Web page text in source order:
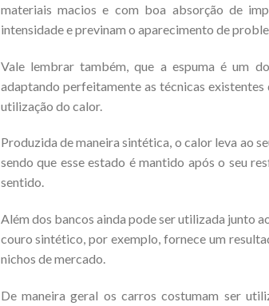
materiais macios e com boa absorção de
intensidade e previnam o aparecimento de
Vale lembrar também, que a espuma é um
adaptando perfeitamente as técnicas existentes
utilização do calor.
Produzida de maneira sintética, o calor leva ao
sendo que esse estado é mantido após o seu
sentido.
Além dos bancos ainda pode ser utilizada junto
couro sintético, por exemplo, fornece um
nichos de mercado.
De maneira geral os carros costumam ser